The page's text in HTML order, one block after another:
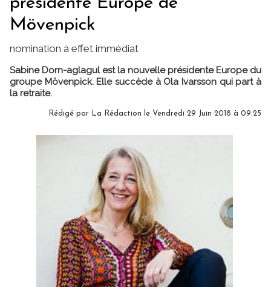
Mövenpick
nomination à effet immédiat
Sabine Dorn-aglagul est la nouvelle présidente Europe du
groupe Mövenpick. Elle succède à Ola Ivarsson qui part à
la retraite.
Rédigé par La Rédaction le Vendredi 29 Juin 2018 à 09:25